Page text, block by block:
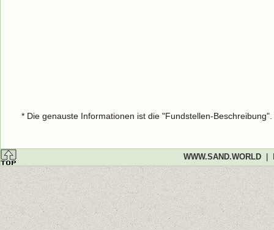
* Die genauste Informationen ist die "Fundstellen-
WWW.SAND.WORLD|